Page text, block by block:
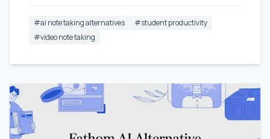
#ai note taking alternatives #student productivity
#video note taking